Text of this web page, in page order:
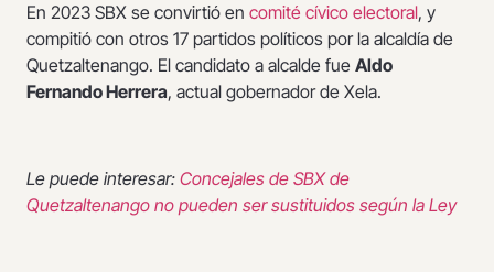
En 2023 SBX se convirtió en comité cívico electoral, y
compitió con otros 17 partidos políticos por la alcaldía de
Quetzaltenango. El candidato a alcalde fue Aldo
Fernando Herrera, actual gobernador de Xela.
Le puede interesar: Concejales de SBX de
Quetzaltenango no pueden ser sustituidos según la Ley